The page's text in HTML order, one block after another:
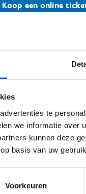
te
we informatie
kunnen deze
basis van uw
Voorkeuren
Koop een online